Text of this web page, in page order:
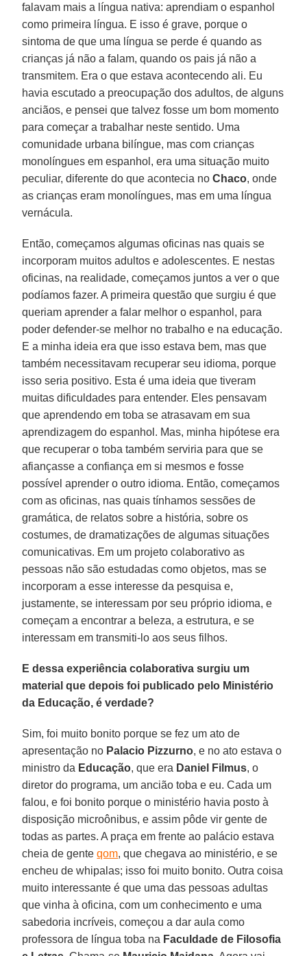
falavam mais a língua nativa: aprendiam o espanhol
como primeira língua. E isso é grave, porque o
sintoma de que uma língua se perde é quando as
crianças já não a falam, quando os pais já não a
transmitem. Era o que estava acontecendo ali. Eu
havia escutado a preocupação dos adultos, de alguns
anciãos, e pensei que talvez fosse um bom momento
para começar a trabalhar neste sentido. Uma
comunidade urbana bilíngue, mas com crianças
monolíngues em espanhol, era uma situação muito
peculiar, diferente do que acontecia noChaco, onde
as crianças eram monolíngues, mas em uma língua
vernácula.
Então, começamos algumas oficinas nas quais se
incorporam muitos adultos e adolescentes. E nestas
oficinas, na realidade, começamos juntos a ver o que
podíamos fazer. A primeira questão que surgiu é que
queriam aprender a falar melhor o espanhol, para
poder defender-se melhor no trabalho e na educação.
E a minha ideia era que isso estava bem, mas que
também necessitavam recuperar seu idioma, porque
isso seria positivo. Esta é uma ideia que tiveram
muitas dificuldades para entender. Eles pensavam
que aprendendo em toba se atrasavam em sua
aprendizagem do espanhol. Mas, minha hipótese era
que recuperar o toba também serviria para que se
afiançasse a confiança em si mesmos e fosse
possível aprender o outro idioma. Então, começamos
com as oficinas, nas quais tínhamos sessões de
gramática, de relatos sobre a história, sobre os
costumes, de dramatizações de algumas situações
comunicativas. Em um projeto colaborativo as
pessoas não são estudadas como objetos, mas se
incorporam a esse interesse da pesquisa e,
justamente, se interessam por seu próprio idioma, e
começam a encontrar a beleza, a estrutura, e se
interessam em transmiti-lo aos seus filhos.
E dessa experiência colaborativa surgiu um
material que depois foi publicado pelo Ministério
da Educação, é verdade?
Sim, foi muito bonito porque se fez um ato de
apresentação no Palacio Pizzurno, e no ato estava o
ministro da Educação, que era Daniel Filmus, o
diretor do programa, um ancião toba e eu. Cada um
falou, e foi bonito porque o ministério havia posto à
disposição microônibus, e assim pôde vir gente de
todas as partes. A praça em frente ao palácio estava
cheia de genteqom, que chegava ao ministério, e se
encheu de whipalas; isso foi muito bonito. Outra coisa
muito interessante é que uma das pessoas adultas
que vinha à oficina, com um conhecimento e uma
sabedoria incríveis, começou a dar aula como
professora de língua toba na Faculdade de Filosofia